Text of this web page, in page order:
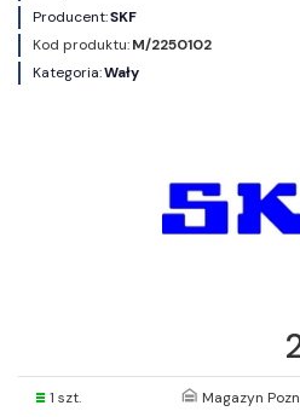
Producent:SKF
Kod produktu:M/2250102
Kategoria:Wały
1 szt. Magazyn